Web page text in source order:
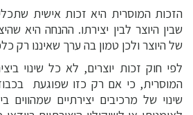
הזכות המוסרית היא זכות אישית
שבין היוצר לבין יצירתו. ההנחה היא
של היוצר ולכן טמון בה ערך שאיננו רק
לפי חוק זכות יוצרים, לא כל שינוי
המוסרית, כי אם רק כזו שפוגעת
שינוי של מרכיבים יצירתיים שמהווים